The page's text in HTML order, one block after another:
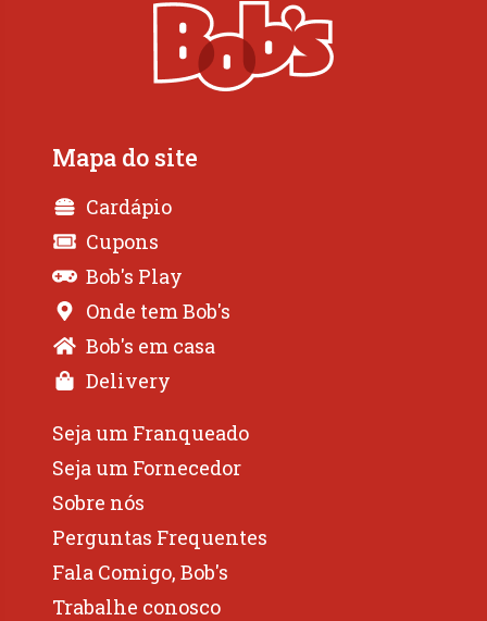
Mapa do site
Cardápio
Cupons
Bob's Play
Onde tem Bob's
Bob's em casa
Delivery
Seja um Franqueado
Seja um Fornecedor
Sobre nós
Perguntas Frequentes
Fala Comigo, Bob's
Trabalhe conosco